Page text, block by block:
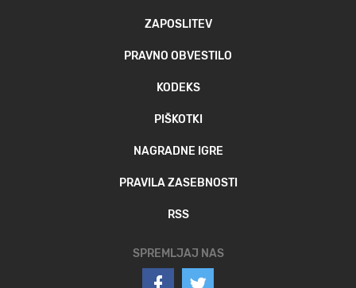
ZAPOSLITEV
PRAVNO OBVESTILO
KODEKS
PIŠKOTKI
NAGRADNE IGRE
PRAVILA ZASEBNOSTI
RSS
SPREMLJAJ NAS